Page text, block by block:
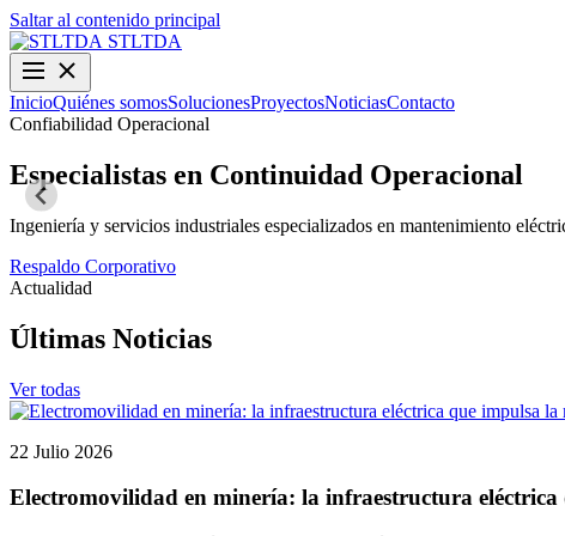
Saltar al contenido principal
STLTDA
InicioQuiénes somosSolucionesProyectosNoticiasContacto
Confiabilidad Operacional
Especialistas en Continuidad Operacional
Ingeniería y servicios industriales especializados en mantenimiento
Respaldo Corporativo
Actualidad
Últimas Noticias
Ver todas
22 Julio 2026
Electromovilidad en minería: la infraestructura